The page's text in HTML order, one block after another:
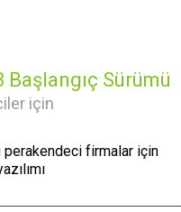
Başlangıç Sürümü
için
perakendeci firmalar için